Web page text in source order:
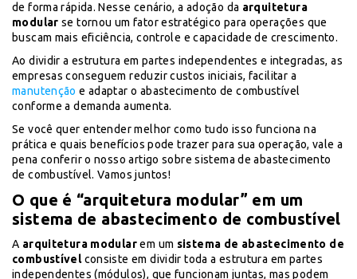
de forma rápida. Nesse cenário, a adoção da arquitetura
modular se tornou um fator estratégico para operações que
buscam mais eficiência, controle e capacidade de crescimento.
Ao dividir a estrutura em partes independentes e integradas, as
empresas conseguem reduzir custos iniciais, facilitar a
manutenção e adaptar o abastecimento de combustível
conforme a demanda aumenta.
Se você quer entender melhor como tudo isso funciona na
prática e quais benefícios pode trazer para sua operação, vale a
pena conferir o nosso artigo sobre sistema de abastecimento
de combustível. Vamos juntos!
O que é “arquitetura modular” em um
sistema de abastecimento de combustível
A arquitetura modularem um sistema de abastecimento de
combustívelconsiste em dividir toda a estrutura em partes
independentes (módulos), que funcionam juntas, mas podem